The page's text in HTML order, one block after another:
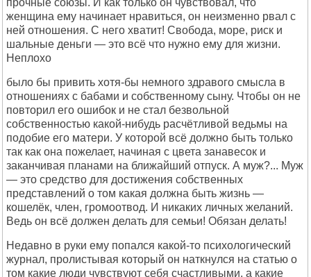
прочные союзы. И как только он чувствовал, что
женщина ему начинает нравиться, он неизменно рвал с
ней отношения. С него хватит! Свобода, море, риск и
шальные деньги — это всё что нужно ему для жизни.
Неплохо
было бы привить хотя-бы немного здравого смысла в
отношениях с бабами и собственному сыну. Чтобы он не
повторил его ошибок и не стал безвольной
собственностью какой-нибудь расчётливой ведьмы на
подобие его матери. У которой всё должно быть только
так как она пожелает, начиная с цвета занавесок и
заканчивая планами на ближайший отпуск. А муж?... Муж
— это средство для достижения собственных
представлений о том какая должна быть жизнь —
кошелёк, член, громоотвод. И никаких личных желаний.
Ведь он всё должен делать для семьи! Обязан делать!
Недавно в руки ему попался какой-то психологический
журнал, пролистывая который он наткнулся на статью о
том какие люди чувствуют себя счастливыми, а какие